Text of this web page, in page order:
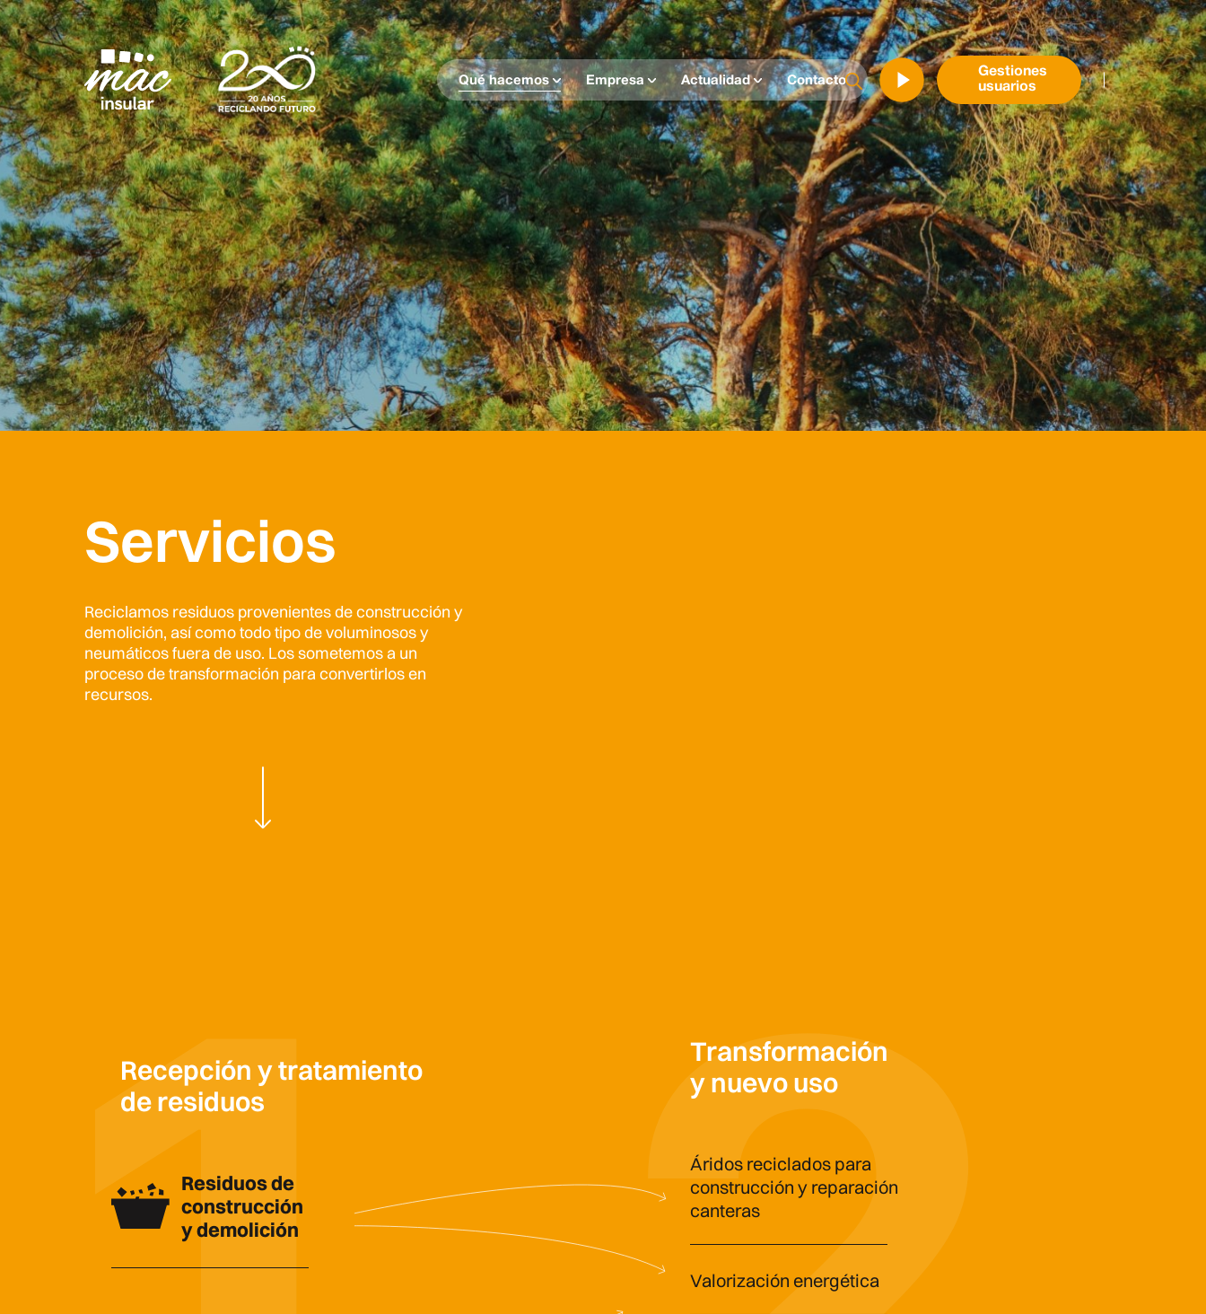
Qué hacemos Empresa Actualidad Contacto
Gestiones
usuarios
Servicios
Reciclamos residuos provenientes de construcción y
demolición, así como todo tipo de voluminosos y
neumáticos fuera de uso. Los sometemos a un
proceso de transformación para convertirlos en
recursos.
Recepción y tratamiento
de residuos
Residuos de
construcción
y demolición
Transformación
y nuevo uso
Áridos reciclados para
construcción y reparación
canteras
Valorización energética